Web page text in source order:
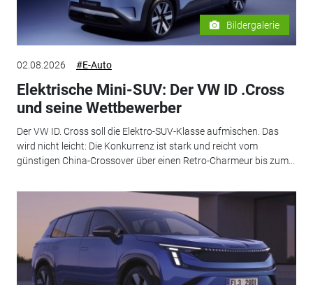
Bildergalerie
02.08.2026 #E-Auto
Elektrische Mini-SUV: Der VW ID .Cross
und seine Wettbewerber
Der VW ID. Cross soll die Elektro-SUV-Klasse aufmischen. Das
wird nicht leicht: Die Konkurrenz ist stark und reicht vom
günstigen China-Crossover über einen Retro-Charmeur bis zum...